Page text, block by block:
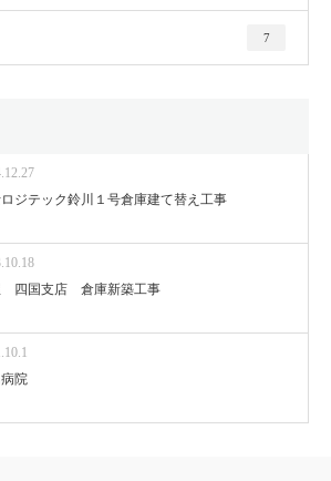
7
ジテック鈴川１号倉庫建て替え工事
四国支店 倉庫新築工事
院